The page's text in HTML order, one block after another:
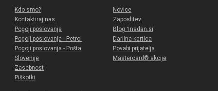
Kdo smo?
Kontaktiraj nas
Pogoji poslovanja
Pogoji poslovanja - Petrol
Pogoji poslovanja - Pošta
Slovenije
Zasebnost
Piškotki
Novice
Zaposlitev
Blog 1nadan.si
Darilna kartica
Povabi prijatelja
Mastercard® akcije